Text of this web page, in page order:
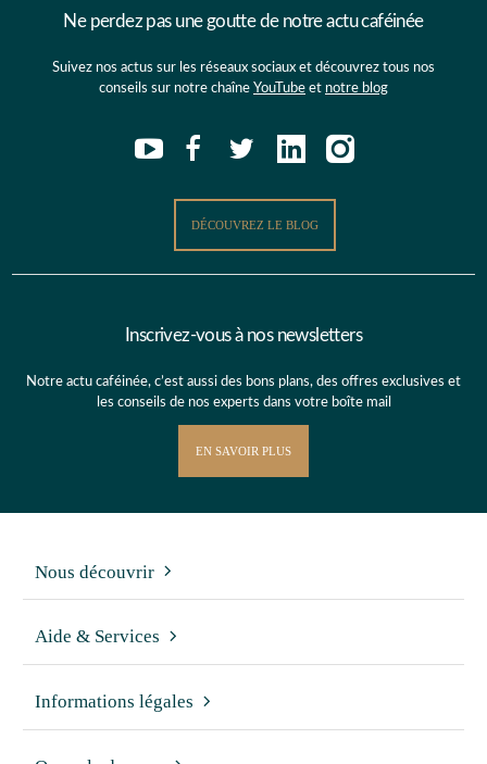
Ne perdez pas une goutte de notre actu caféinée
Suivez nos actus sur les réseaux sociaux et découvrez tous nos
conseils sur notre chaîne YouTube et notre blog
DÉCOUVREZ LE BLOG
Inscrivez-vous à nos newsletters
Notre actu caféinée, c’est aussi des bons plans, des offres exclusives et
les conseils de nos experts dans votre boîte mail
EN SAVOIR PLUS
Nous découvrir
Aide & Services
Informations légales